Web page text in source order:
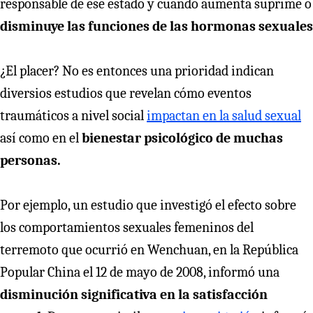
responsable de ese estado y cuando aumenta suprime o
disminuye las funciones de las hormonas sexuales
¿El placer? No es entonces una prioridad indican
diversios estudios que revelan cómo eventos
traumáticos a nivel social impactan en la salud sexual
así como en el bienestar psicológico de muchas
personas.
Por ejemplo, un estudio que investigó el efecto sobre
los comportamientos sexuales femeninos del
terremoto que ocurrió en Wenchuan, en la República
Popular China el 12 de mayo de 2008, informó una
disminución significativa en la satisfacción